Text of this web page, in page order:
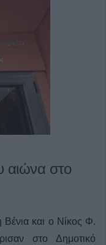
αιώνα στο
και ο Νίκος Φ.
στο Δημοτικό